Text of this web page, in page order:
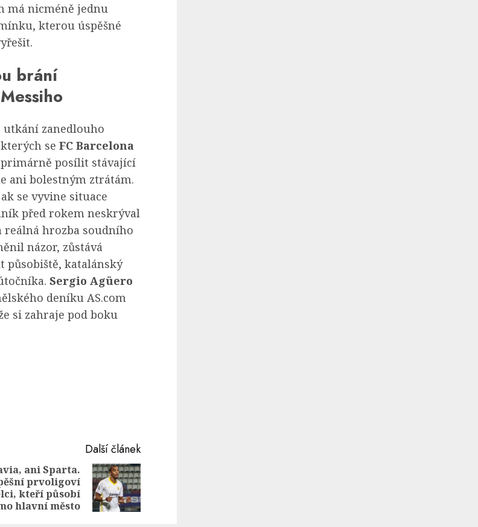
má nicméně jednu
kterou úspěšné
brání
utkání zanedlouho
se FC Barcelona
primárně posílit stávající
ani bolestným ztrátám.
se vyvine situace
před rokem neskrýval
reálná hrozba soudního
názor, zůstává
působiště, katalánský
Sergio Agüero
deníku AS.com
si zahraje pod boku
Další článek
ani Sparta.
prvoligoví
kteří působí
hlavní město